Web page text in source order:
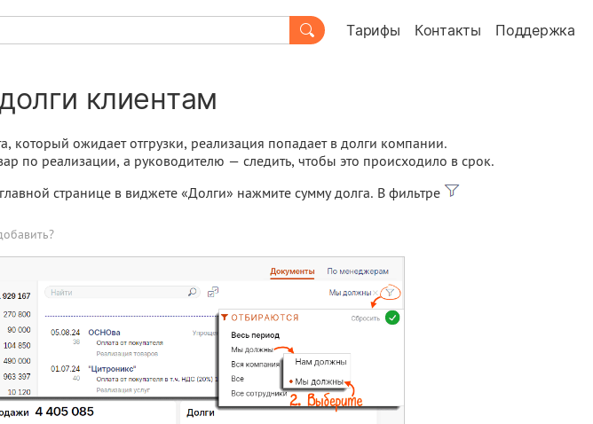
Тарифы Контакты Поддержка
клиентам
который ожидает отгрузки, реализация попадает в долги компании.
по реализации, а руководителю — следить, чтобы это происходило в срок.
странице в виджете «Долги» нажмите сумму долга. В фильтре